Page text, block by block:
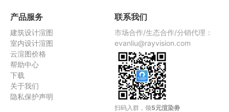
产品服务
建筑设计渲图
室内设计渲图
云渲图价格
帮助中心
下载
关于我们
隐私保护声明
联系我们
市场合作/生态合作/分销代理：
evanliu@rayvision.com
扫码入群，领5元渲染劵